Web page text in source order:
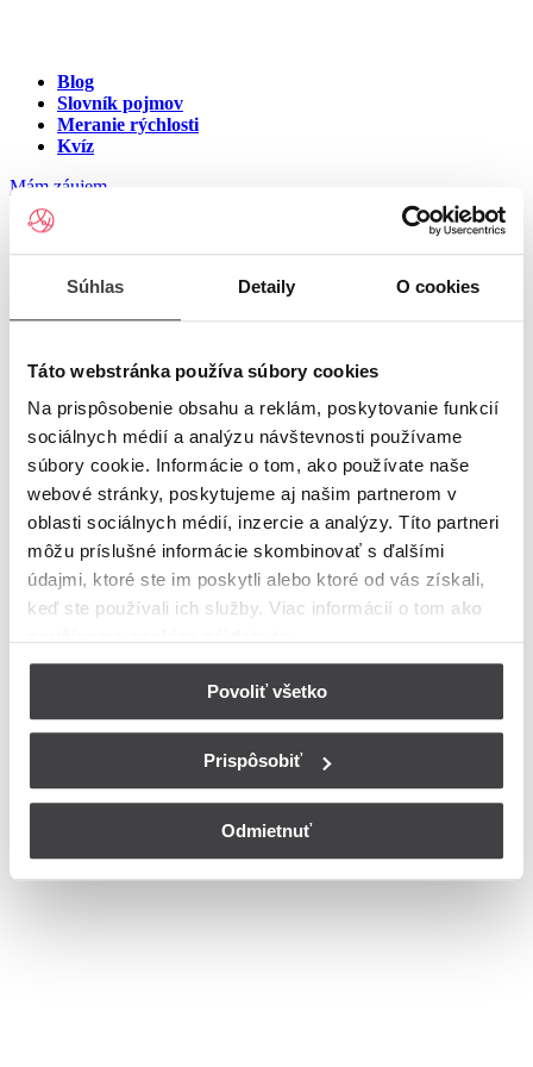
Súhlas Detaily O cookies
Táto webstránka používa súbory cookies
Na prispôsobenie obsahu a reklám, poskytovanie funkcií
sociálnych médií a analýzu návštevnosti používame
súbory cookie. Informácie o tom, ako používate naše
webové stránky, poskytujeme aj našim partnerom v
oblasti sociálnych médií, inzercie a analýzy. Títo partneri
môžu príslušné informácie skombinovať s ďalšími
údajmi, ktoré ste im poskytli alebo ktoré od vás získali,
keď ste používali ich služby. Viac informácií o tom ako
Povoliť všetko
Prispôsobiť
Odmietnuť
Blog
Slovník pojmov
Meranie rýchlosti
Kvíz
Mám záujem
Internet v meste Močarany
Zadajte ulicu a číslo pre zobrazenie ponuky internetu v meste
Zadajte ulicu a číslopre zobrazenie ponuky internetu v lokalite
Močarany
Zoznam ulíc v meste Močarany
Ulica
Bohužiaľ, nedisponujeme zoznamom dostupných ulíc v danom
meste
© Copyright 2026
Nastavenia cookies